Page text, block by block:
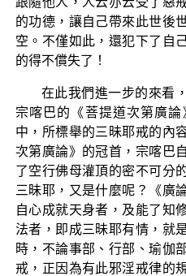
的功德，讓自己帶來此世後
空。不僅如此，還犯下了自
的得不償失了！
在此我們進一步的來看
宗喀巴的《菩提道次第廣論
中，所標舉的三昧耶戒的內
次第廣論》的冠首，宗喀巴
了空行佛母灌頂的密不可分
三昧耶，又是什麼呢？《廣
自心成就天身者，及能了知
法者，即成三昧耶有情，就
時，不論事部、行部、瑜伽
戒，正因為有此邪淫戒律的